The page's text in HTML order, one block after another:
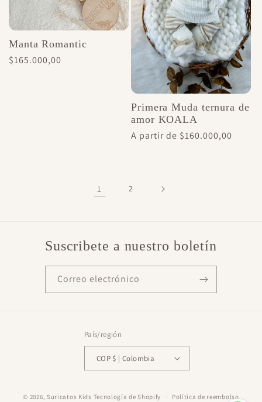
Manta Romantic
Precio
$165.000,00
Primera Muda ternura de
amor KOALA
Precio
A partir de $160.000,00
1 2
Suscribete a nuestro boletín
Correo electrónico
País/región
COP $ | Colombia
© 2026, Suricatos Kids Tecnología de Shopify Política de reembolso